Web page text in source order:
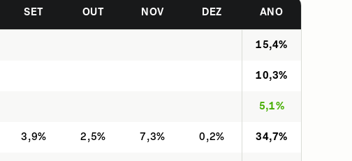
SET OUT NOV DEZ ANO
15,4%
10,3%
5,1%
3,9% 2,5% 7,3% 0,2% 34,7%